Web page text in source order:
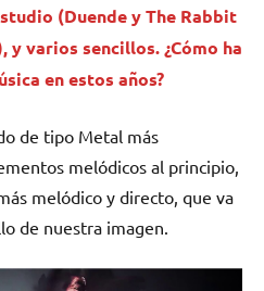
(Duende y The Rabbit
varios sencillos. ¿Cómo ha
en estos años?
de tipo Metal más
melódicos al principio,
melódico y directo, que va
de nuestra imagen.